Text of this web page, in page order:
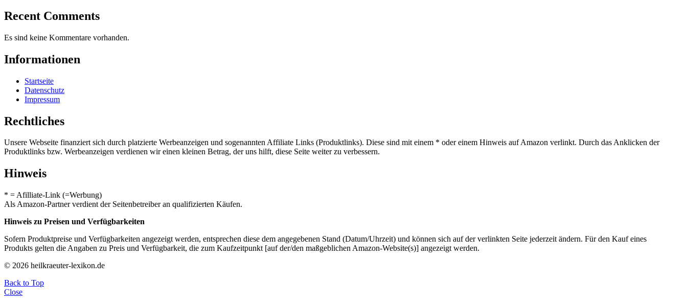
Recent Comments
Es sind keine Kommentare vorhanden.
Informationen
Startseite
Datenschutz
Impressum
Rechtliches
Unsere Webseite finanziert sich durch platzierte Werbeanzeigen und sogenannten Affiliate Links (Produktlinks). Diese sind mit einem * oder einem Hinweis auf Amazon verlinkt. Durch das Anklicken der
Produktlinks bzw. Werbeanzeigen verdienen wir einen kleinen Betrag, der uns hilft, diese Seite weiter zu verbessern.
Hinweis
* = Afilliate-Link (=Werbung)
Als Amazon-Partner verdient der Seitenbetreiber an qualifizierten Käufen.
Hinweis zu Preisen und Verfügbarkeiten
Sofern Produktpreise und Verfügbarkeiten angezeigt werden, entsprechen diese dem angegebenen Stand (Datum/Uhrzeit) und können sich auf der verlinkten Seite jederzeit ändern. Für den Kauf eines
Produkts gelten die Angaben zu Preis und Verfügbarkeit, die zum Kaufzeitpunkt [auf der/den maßgeblichen Amazon-Website(s)] angezeigt werden.
© 2026 heilkraeuter-lexikon.de
Back to Top
Close